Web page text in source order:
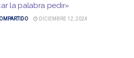
la palabra pedir»
DICIEMBRE 12, 2024